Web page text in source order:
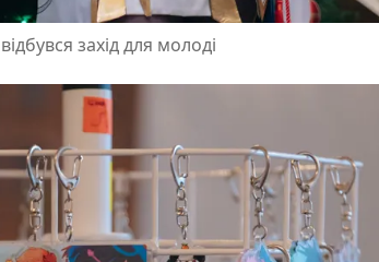
захід для молоді